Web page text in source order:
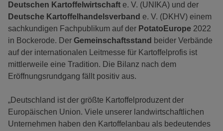
Deutschen Kartoffelwirtschaft e. V. (UNIKA) und der
Deutsche Kartoffelhandelsverband e. V. (DKHV) einem
sachkundigen Fachpublikum auf der PotatoEurope 2022
in Bockerode. Der Gemeinschaftsstand beider Verbände
auf der internationalen Leitmesse für Kartoffelprofis ist
mittlerweile eine Tradition. Die Bilanz nach dem
Eröffnungsrundgang fällt positiv aus.
„Deutschland ist der größte Kartoffelproduzent der
Europäischen Union. Viele unserer landwirtschaftlichen
Unternehmen haben den Kartoffelanbau als bedeutendes